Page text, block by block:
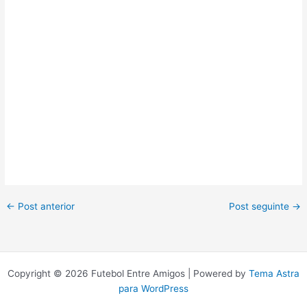
← Post anterior Post seguinte →
Copyright © 2026 Futebol Entre Amigos | Powered by Tema Astra
para WordPress